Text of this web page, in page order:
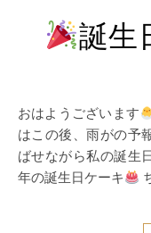
誕生
おはようございます
はこの後、雨がの予
ばせながら私の誕生
年の誕生日ケーキ